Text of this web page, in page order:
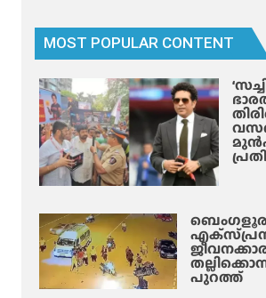
MOST POPULAR CONTENT
പുറത്ത്